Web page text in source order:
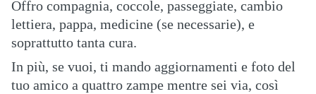
Offro compagnia, coccole, passeggiate, cambio
lettiera, pappa, medicine (se necessarie), e
soprattutto tanta cura.
In più, se vuoi, ti mando aggiornamenti e foto del
tuo amico a quattro zampe mentre sei via, così